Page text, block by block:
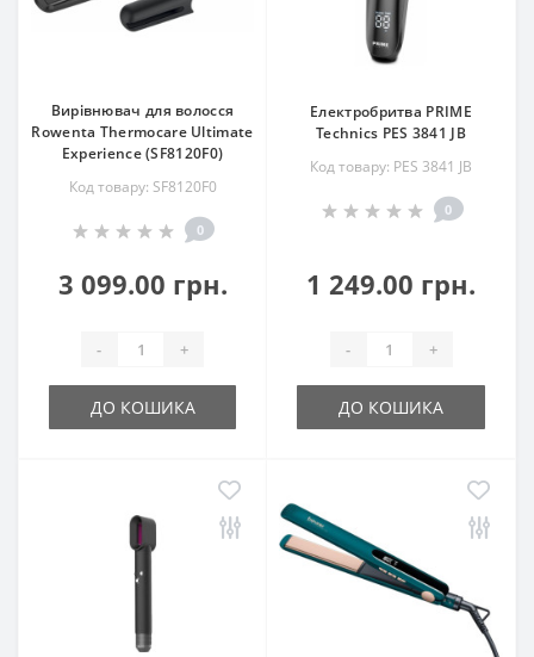
Вирівнювач для волосся
Rowenta Thermocare Ultimate
Experience (SF8120F0)
Код товару: SF8120F0
0
3 099.00 грн.
- +
ДО КОШИКА
Електробритва PRIME
Technics PES 3841 JB
Код товару: PES 3841 JB
0
1 249.00 грн.
- +
ДО КОШИКА